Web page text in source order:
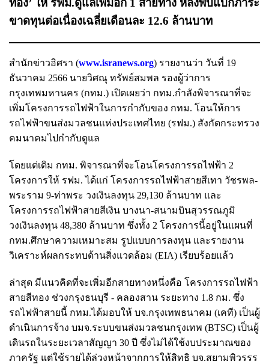
ทอง’ ให้ รฟม.ดูแลเพิ่มอีก 1 สายทาง หลังพบแบกภาระ
ขาดทุนต่อเนื่องเฉลี่ยเดือนละ 12.6 ล้านบาท
สำนักข่าวอิศรา (www.isranews.org) รายงานว่า วันที่ 19
ธันวาคม 2566 นายวิศณุ ทรัพย์สมพล รองผู้ว่าการ
กรุงเทพมหานคร (กทม.) เปิดเผยว่า กทม.กำลังพิจารณาที่จะ
เพิ่มโครงการรถไฟฟ้าในการกำกับของ กทม. โอนให้การ
รถไฟฟ้าขนส่งมวลชนแห่งประเทศไทย (รฟม.) สังกัดกระทรวง
คมนาคมไปกำกับดูแล
โดยแต่เดิม กทม. พิจารณาที่จะโอนโครงการรถไฟฟ้า 2
โครงการให้ รฟม. ได้แก่ โครงการรถไฟฟ้าสายสีเทา วัชรพล-
พระราม 9-ท่าพระ วงเงินลงทุน 29,130 ล้านบาท และ
โครงการรถไฟฟ้าสายสีเงิน บางนา-สนามบินสุวรรณภูมิ
วงเงินลงทุน 48,380 ล้านบาท ซึ่งทั้ง 2 โครงการนี้อยู่ในแผนที่
กทม.ศึกษาความเหมาะสม รูปแบบการลงทุน และรายงาน
วิเคราะห์ผลกระทบด้านสิ่งแวดล้อม (EIA) เรียบร้อยแล้ว
ล่าสุด มีแนวคิดที่จะเพิ่มอีกสายทางหนึ่งคือ โครงการรถไฟฟ้า
สายสีทอง ช่วงกรุงธนบุรี - คลองสาน ระยะทาง 1.8 กม. ซึ่ง
รถไฟฟ้าสายนี้ กทม.ได้มอบให้ บจ.กรุงเทพธนาคม (เคที) เป็นผู้
ดำเนินการจ้าง บมจ.ระบบขนส่งมวลชนกรุงเทพ (BTSC) เป็นผู้
เดินรถในระยะเวลาสัญญา 30 ปี ซึ่งไม่ได้ใช้งบประมาณของ
ภาครัฐ แต่ใช้รายได้ล่วงหน้าจากการให้สิทธิ บจ.สยามพิวรรร